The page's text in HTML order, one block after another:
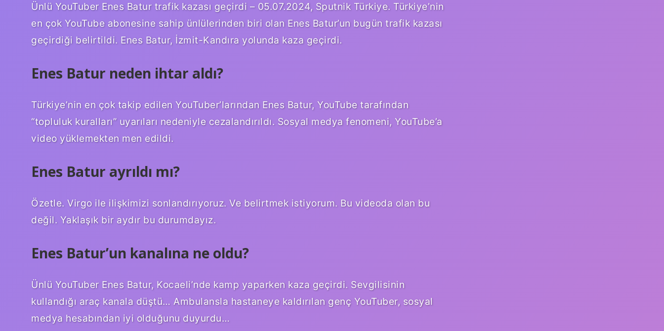
Ünlü YouTuber Enes Batur trafik kazası geçirdi – 05.07.2024, Sputnik Türkiye. Türkiye’nin
en çok YouTube abonesine sahip ünlülerinden biri olan Enes Batur’un bugün trafik kazası
geçirdiği belirtildi. Enes Batur, İzmit-Kandıra yolunda kaza geçirdi.
Enes Batur neden ihtar aldı?
Türkiye’nin en çok takip edilen YouTuber’larından Enes Batur, YouTube tarafından
“topluluk kuralları” uyarıları nedeniyle cezalandırıldı. Sosyal medya fenomeni, YouTube’a
video yüklemekten men edildi.
Enes Batur ayrıldı mı?
Özetle. Virgo ile ilişkimizi sonlandırıyoruz. Ve belirtmek istiyorum. Bu videoda olan bu
değil. Yaklaşık bir aydır bu durumdayız.
Enes Batur’un kanalına ne oldu?
Ünlü YouTuber Enes Batur, Kocaeli’nde kamp yaparken kaza geçirdi. Sevgilisinin
kullandığı araç kanala düştü… Ambulansla hastaneye kaldırılan genç YouTuber, sosyal
medya hesabından iyi olduğunu duyurdu…